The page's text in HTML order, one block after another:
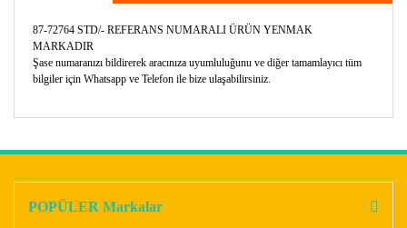
87-72764 STD/- REFERANS NUMARALI ÜRÜN YENMAK
MARKADIR
Şase numaranızı bildirerek aracınıza uyumluluğunu ve diğer tamamlayıcı tüm
bilgiler için Whatsapp ve Telefon ile bize ulaşabilirsiniz.
POPÜLER Markalar